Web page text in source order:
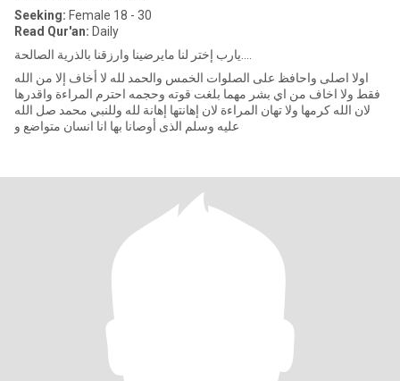
Seeking: Female 18 - 30
Read Qur'an: Daily
اولا اصلى واحافظ على الصلوات الخمس والحمد لله لا أخاف إلا من الله
فقط ولا اخاف من اي بشر مهما بلغت قوته وحجمه احترم المراءة واقدرها
لان الله كرمها ولا تهان المراءة لان إهانتها إهانة لله وللنبي محمد صل الله
عليه وسلم الذى أوصانا بها انا انسان متواضع و